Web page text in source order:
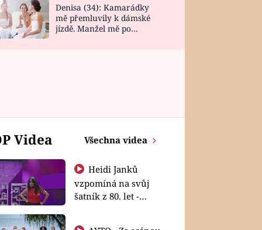
Denisa (34): Kamarádky
mě přemluvily k dámské
jízdě. Manžel mě po
Videa Všechna videa
Heidi Janků
vzpomíná na svůj
šatník z 80. let -